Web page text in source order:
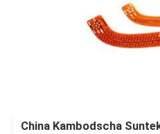
China Kambodscha